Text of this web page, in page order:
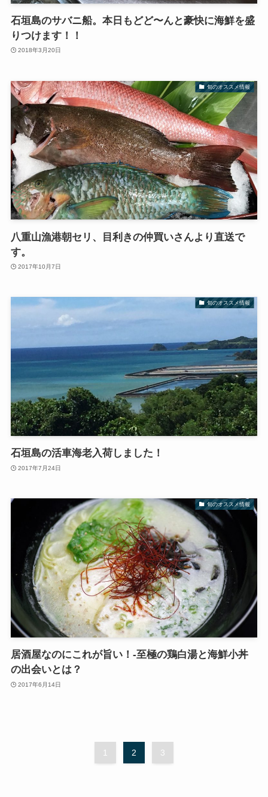
石垣島のサバニ船。本日もどど〜んと豪快に海鮮を盛
りつけます！！
2018年3月20日
旬のオススメ情報
八重山漁港朝セリ、目利きの仲買いさんより直送で
す。
2017年10月7日
旬のオススメ情報
石垣島の活車海老入荷しました！
2017年7月24日
旬のオススメ情報
居酒屋なのにこれが旨い！-至極の鶏白湯と海鮮小丼
の出会いとは？
2017年6月14日
1 2 3